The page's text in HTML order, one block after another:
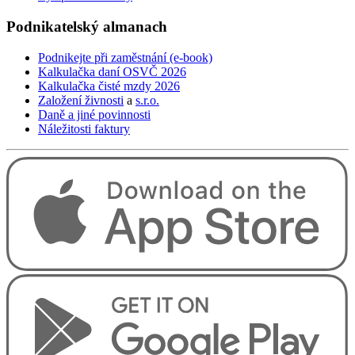
Podnikatelský almanach
Podnikejte při zaměstnání (e-book)
Kalkulačka daní OSVČ 2026
Kalkulačka čisté mzdy 2026
Založení živnosti a s.r.o.
Daně a jiné povinnosti
Náležitosti faktury